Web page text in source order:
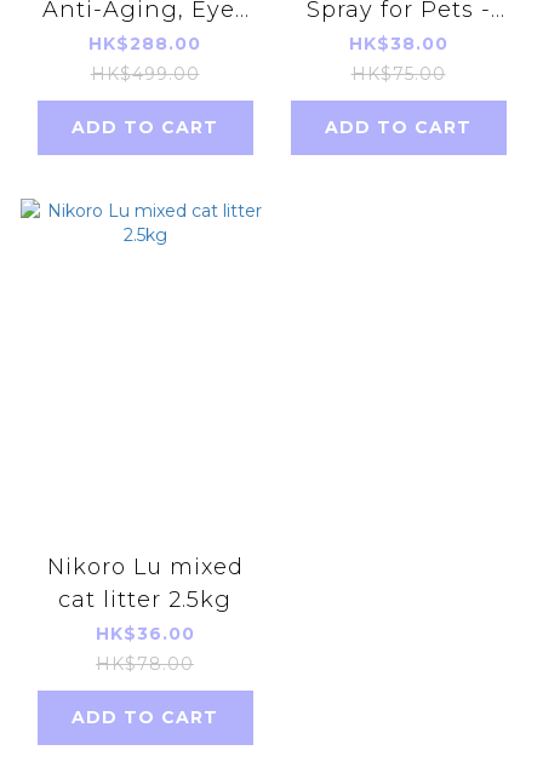
Anti-Aging, Eyes
and Joints Repair
Supplement(Bonito
flavor) 60 capsules
Lutein
HK$288.00
HK$499.00
ADD TO CART
Spray for Pets -
400ML 【green
tea】
HK$38.00
HK$75.00
ADD TO CART
Nikoro Lu mixed
cat litter 2.5kg
HK$36.00
HK$78.00
ADD TO CART